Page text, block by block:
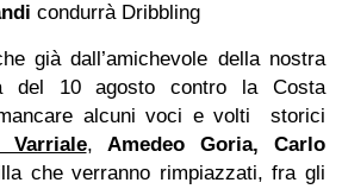
condurrà Dribbling
già dall’amichevole della nostra
del 10 agosto contro la Costa
mancare alcuni voci e volti storici
Varriale,Amedeo Goria,Carlo
che verranno rimpiazzati, fra gli